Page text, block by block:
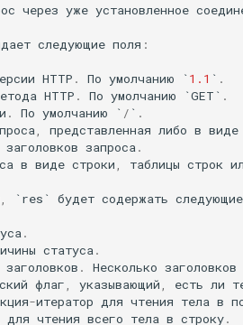
через уже установленное
следующие поля :
HTTP . По умолчанию ` 1.1 ` .
HTTP . По умолчанию `GET ` .
. По умолчанию ` / ` .
представленная либо в виде
заголовков запроса .
в виде строки таблицы строк
` res ` будет содержать следующие
.
статуса .
заголовков . Несколько заголовков
флаг указывающий есть ли
-итератор для чтения тела в
для чтения всего тела в строку.